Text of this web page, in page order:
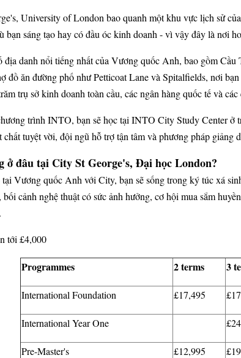
University of London bao quanh một khu vực lịch sử
bạn sáng tạo hay có đầu óc kinh doanh - vì vậy đây là nơi
địa danh nổi tiếng nhất của Vương quốc Anh, bao gồm Cầu
đồ ăn đường phố như Petticoat Lane và Spitalfields, nơi
trụ sở kinh doanh toàn cầu, các ngân hàng quốc tế và
trình INTO, bạn sẽ học tại INTO City Study Center
chất tuyệt vời, đội ngũ hỗ trợ tận tâm và phương pháp
ở đâu tại City St George's, Đại học London?
Vương quốc Anh với City, bạn sẽ sống trong ký túc xá
cảnh nghệ thuật có sức ảnh hưởng, cơ hội mua sắm
tới £4,000
Programmes 2 terms 3
International Foundation £17,495
International Year One
Pre-Master's £12,995